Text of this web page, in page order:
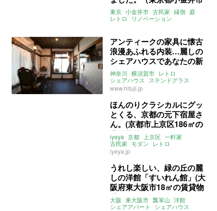
10㎡の賃貸住宅）
東京 小金井市 古民家 縁側 庭
レトロ
リノベーション
アンティークの家具に懐古
浪漫あふれる内装…麗しの
シェアハウスであなたの新
章が始まる（神奈川県横須
賀市の賃貸物件）
神奈川 横須賀市 レトロ
シェアハウス ステンドグラス
アンティーク
関東 ライター：葱山紫蘇子
www.hituji.jp
ほんのりクラシカルにグッ
とくる、京都の元下宿屋さ
ん。(京都市上京区186㎡の
売買物件)
iyeya 京都 上京区 一軒家
古民家 モダン レトロ
シェアハウス
売買
iyeya.jp
うれし楽しい、緑の丘の麗
しの洋館「すいれん館」(大
阪府東大阪市18㎡の賃貸物
件)
大阪 東大阪市 瓢箪山 洋館
シェアアパート
シェアハウス